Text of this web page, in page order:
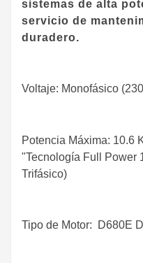
sistemas de alta
servicio de
duradero.
Voltaje: Monofásico
Potencia Máxima: 10.6
"Tecnología Full Power
Trifásico)
Tipo de Motor: D680E